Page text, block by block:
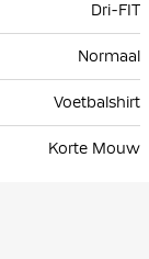
Dri-FIT
Normaal
Voetbalshirt
Korte Mouw